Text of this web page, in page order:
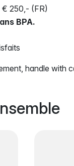
€ 250,- (FR)
BPA.
handle with